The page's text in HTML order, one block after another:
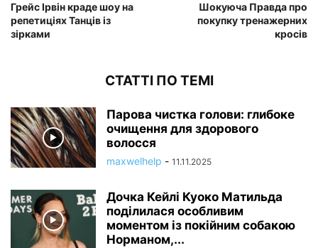
Грейс Ірвін краде шоу на
репетиціях Танців із
зірками
Шокуюча Правда про
покупку тренажерних
кросів
СТАТТІ ПО ТЕМІ
Парова чистка голови: глибоке
очищення для здорового
волосся
maxwelhelp - 11.11.2025
Дочка Кейлі Куоко Матильда
поділилася особливим
моментом із покійним собакою
Норманом,...